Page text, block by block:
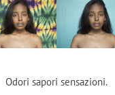
Odori sapori sensazioni.